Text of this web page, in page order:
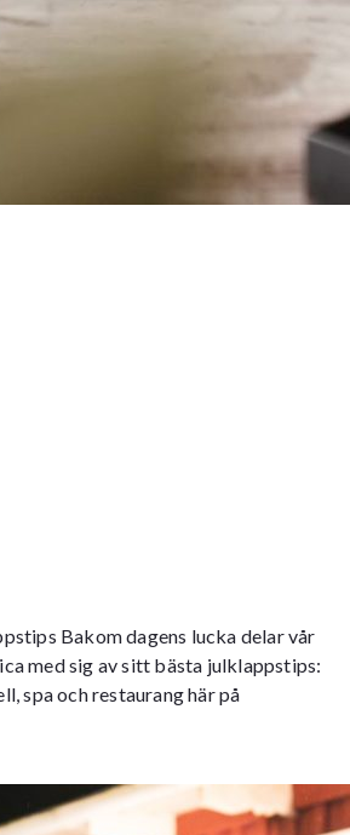
Bakom dagens lucka delar vår
med sig av sitt bästa julklappstips:
spa och restaurang här på